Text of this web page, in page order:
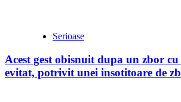
Serioase
Acest gest obisnuit dupa un zbor
evitat, potrivit unei insotitoare de